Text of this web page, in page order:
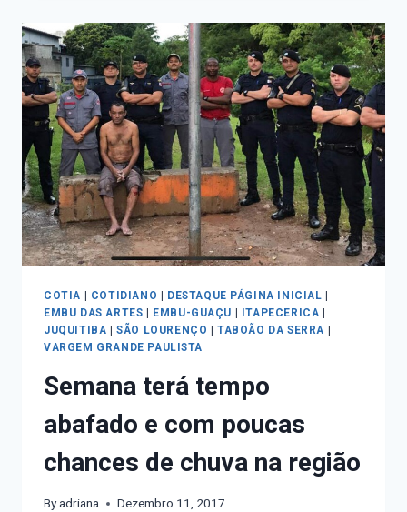
COTIA | COTIDIANO | DESTAQUE PÁGINA INICIAL |
EMBU DAS ARTES | EMBU-GUAÇU | ITAPECERICA |
JUQUITIBA |SÃO LOURENÇO |TABOÃO DA SERRA |
VARGEM GRANDE PAULISTA
Semana terá tempo
abafado e com poucas
chances de chuva na região
Byadriana Dezembro 11, 2017